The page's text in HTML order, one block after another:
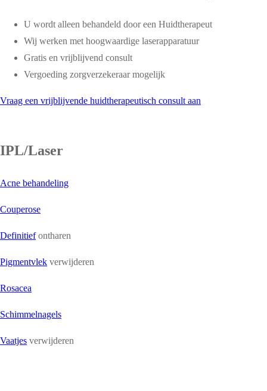
U wordt alleen behandeld door een Huidtherapeut
Wij werken met hoogwaardige laserapparatuur
Gratis en vrijblijvend consult
Vergoeding zorgverzekeraar mogelijk
Vraag een vrijblijvende huidtherapeutisch consult aan
IPL/Laser
Acne behandeling
Couperose
Definitiefontharen
Pigmentvlek verwijderen
Rosacea
Schimmelnagels
Vaatjes verwijderen